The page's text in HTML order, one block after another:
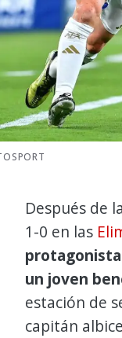
Después de
1-0 en las
un joven
estación de
capitán